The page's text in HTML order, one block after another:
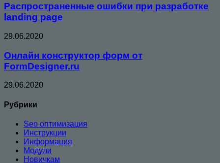
Распространенные ошибки при разработке
landing page
29.06.2020
Онлайн конструктор форм от
FormDesigner.ru
29.06.2020
Рубрики
Seo оптимизация
Инструкции
Информация
Модули
Новичкам